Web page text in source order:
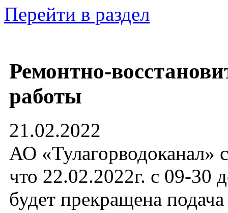
Перейти в раздел
Ремонтно-
работы
21.02.2022
АО «Тулагорводоканал»
что 22.02.2022г. с 09-30
будет прекращена